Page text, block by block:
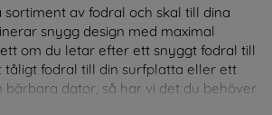
av fodral och skal till dina
snygg design med maximal
om du letar efter ett snyggt fodral till
tåligt fodral till din surfplatta eller ett
dator, så har vi det du behöver.